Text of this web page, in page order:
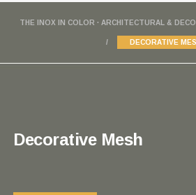
THE INOX IN COLOR · ARCHITECTURAL &
DECORATIVE
Decorative Mesh